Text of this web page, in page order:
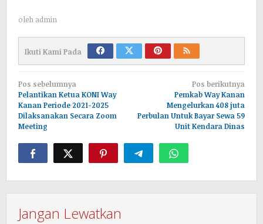
oleh admin
Ikuti Kami Pada
Navigasi
pos
Pos sebelumnya
Pelantikan Ketua KONI Way
Kanan Periode 2021-2025
Dilaksanakan Secara Zoom
Meeting
Pos berikutnya
Pemkab Way Kanan
Mengelurkan 408 juta
Perbulan Untuk Bayar Sewa 59
Unit Kendara Dinas
Jangan Lewatkan